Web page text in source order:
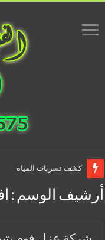
كشف تسربات المياه
أرشيف الوسم :